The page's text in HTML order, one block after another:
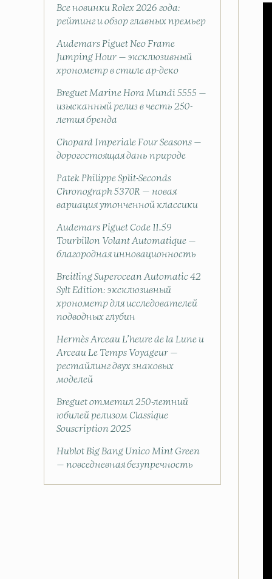
Все новинки Rolex 2026 года:
рейтинг и обзор главных премьер
Audemars Piguet Neo Frame
Jumping Hour — эксклюзивный
хронометр в стиле ар-деко
Breguet Marine Hora Mundi 5555 —
изысканный релиз в честь 250-
летия бренда
Chopard Imperiale Four Seasons —
дорогостоящая дань природе
Patek Philippe Split-Seconds
Chronograph 5370R — новая
вариация утонченной классики
Audemars Piguet Code 11.59
Tourbillon Volant Automatique —
благородная инновационность
Breitling Superocean Automatic 42
Sylt Edition: эксклюзивный
хронометр для исследователей
подводных глубин
Hermès Arceau L’heure de la Lune и
Arceau Le Temps Voyageur —
рестайлинг двух знаковых
моделей
Breguet отметил 250-летний
юбилей релизом Classique
Souscription 2025
Hublot Big Bang Unico Mint Green
— повседневная безупречность